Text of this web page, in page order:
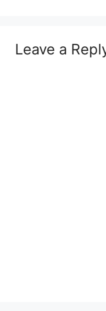
Leave a